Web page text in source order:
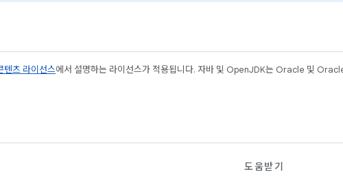
텐츠 라이선스에서 설명하는 라이선스가 적용됩니다. 자바 및 OpenJDK는 Oracle 및
도움받기